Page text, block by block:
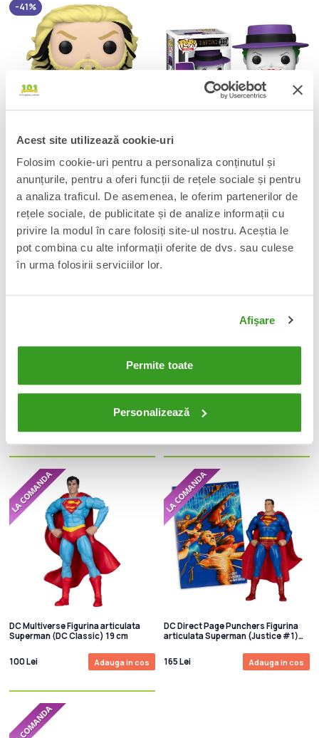
Acest site utilizează cookie-uri
Folosim cookie-uri pentru a personaliza conținutul și
anunțurile, pentru a oferi funcții de rețele sociale și pentru
a analiza traficul. De asemenea, le oferim partenerilor de
rețele sociale, de publicitate și de analize informații cu
privire la modul în care folosiți site-ul nostru. Aceștia le
pot combina cu alte informații oferite de dvs. sau culese
în urma folosirii serviciilor lor.
Afişare
Permite toate
Personalizează
-41%
DC Comics POP! Figurina vinil
Aquaman 9 cm
Adauga in cos
Batman 1989 POP! Figurina vinil
Joker 9 cm
80 Lei Adauga in cos
Superman (2025) POP! Figurina vinil
DC Universe Figurina articulata
DC Multiverse Figurina articulata
Superman (DC Classic) 19 cm
100 Lei Adauga in cos
DC Direct Page Punchers Figurina
articulata Superman (Justice #1)
165 Lei
Adauga in cos